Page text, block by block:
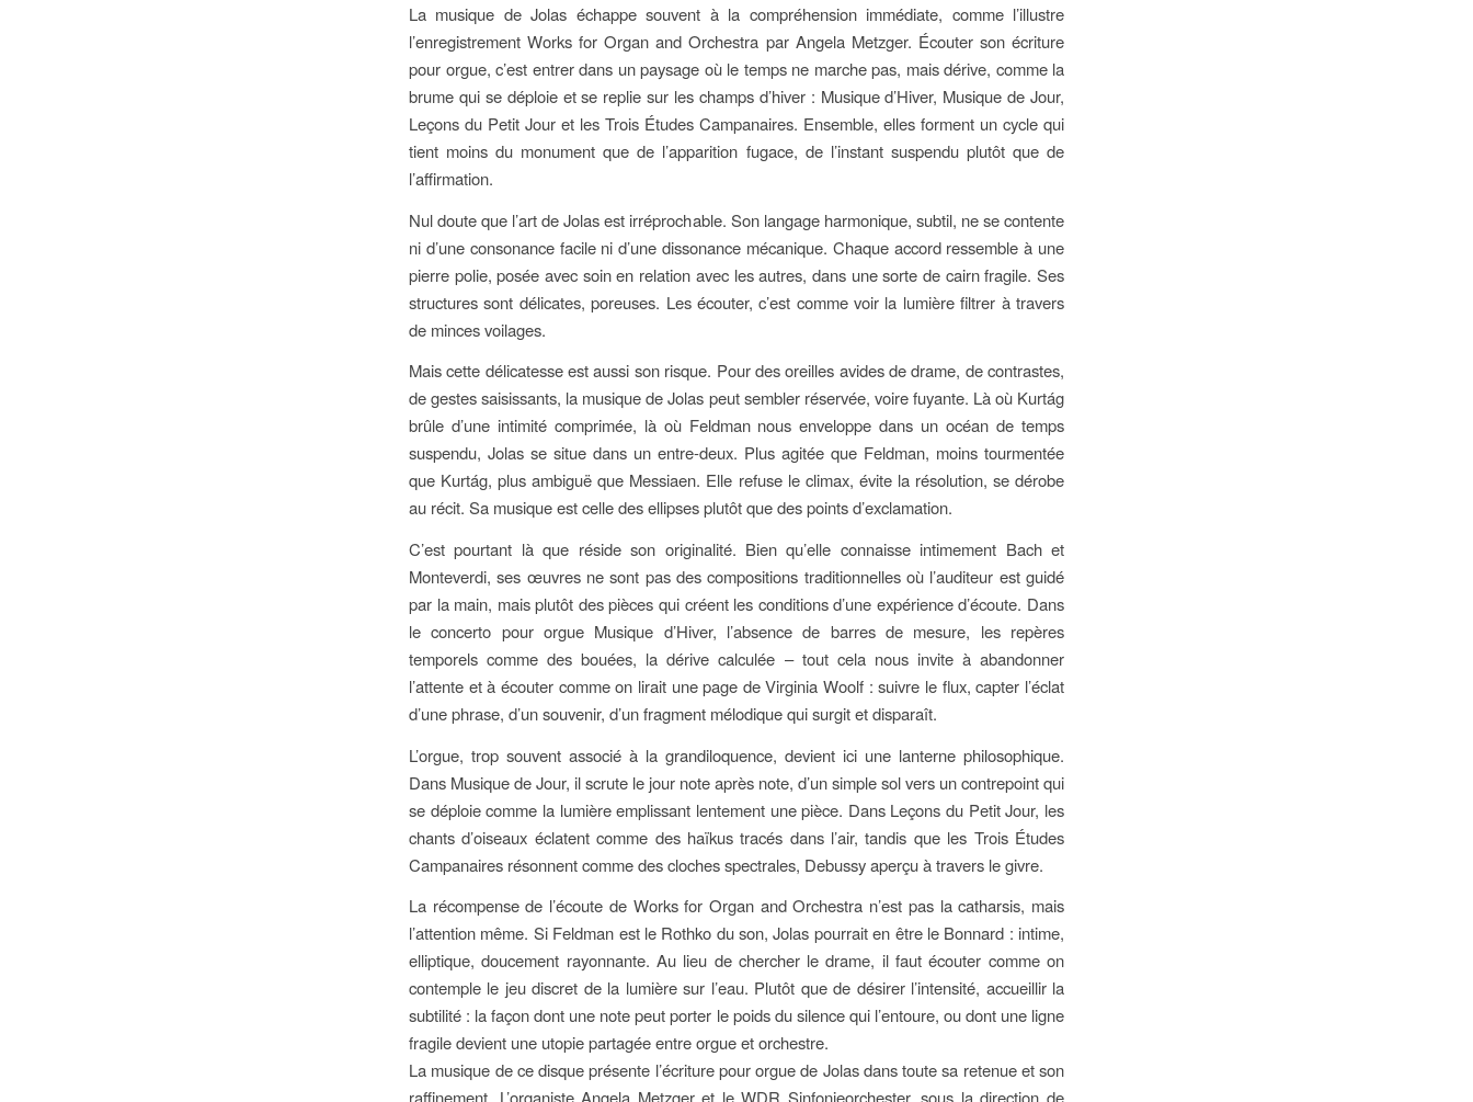
La musique de Jolas échappe souvent à la compréhension immédiate, comme l’illustre
l’enregistrement Works for Organ and Orchestra par Angela Metzger. Écouter son écriture
pour orgue, c’est entrer dans un paysage où le temps ne marche pas, mais dérive, comme la
brume qui se déploie et se replie sur les champs d’hiver : Musique d’Hiver, Musique de Jour,
Leçons du Petit Jour et les Trois Études Campanaires. Ensemble, elles forment un cycle qui
tient moins du monument que de l’apparition fugace, de l’instant suspendu plutôt que de
l’affirmation.
Nul doute que l’art de Jolas est irréprochable. Son langage harmonique, subtil, ne se contente
ni d’une consonance facile ni d’une dissonance mécanique. Chaque accord ressemble à une
pierre polie, posée avec soin en relation avec les autres, dans une sorte de cairn fragile. Ses
structures sont délicates, poreuses. Les écouter, c’est comme voir la lumière filtrer à travers
de minces voilages.
Mais cette délicatesse est aussi son risque. Pour des oreilles avides de drame, de contrastes,
de gestes saisissants, la musique de Jolas peut sembler réservée, voire fuyante. Là où Kurtág
brûle d’une intimité comprimée, là où Feldman nous enveloppe dans un océan de temps
suspendu, Jolas se situe dans un entre-deux. Plus agitée que Feldman, moins tourmentée
que Kurtág, plus ambiguë que Messiaen. Elle refuse le climax, évite la résolution, se dérobe
au récit. Sa musique est celle des ellipses plutôt que des points d’exclamation.
C’est pourtant là que réside son originalité. Bien qu’elle connaisse intimement Bach et
Monteverdi, ses œuvres ne sont pas des compositions traditionnelles où l’auditeur est guidé
par la main, mais plutôt des pièces qui créent les conditions d’une expérience d’écoute. Dans
le concerto pour orgue Musique d’Hiver, l’absence de barres de mesure, les repères
temporels comme des bouées, la dérive calculée – tout cela nous invite à abandonner
l’attente et à écouter comme on lirait une page de Virginia Woolf : suivre le flux, capter l’éclat
d’une phrase, d’un souvenir, d’un fragment mélodique qui surgit et disparaît.
L’orgue, trop souvent associé à la grandiloquence, devient ici une lanterne philosophique.
Dans Musique de Jour, il scrute le jour note après note, d’un simple sol vers un contrepoint qui
se déploie comme la lumière emplissant lentement une pièce. Dans Leçons du Petit Jour, les
chants d’oiseaux éclatent comme des haïkus tracés dans l’air, tandis que les Trois Études
Campanaires résonnent comme des cloches spectrales, Debussy aperçu à travers le givre.
La récompense de l’écoute de Works for Organ and Orchestra n’est pas la catharsis, mais
l’attention même. Si Feldman est le Rothko du son, Jolas pourrait en être le Bonnard : intime,
elliptique, doucement rayonnante. Au lieu de chercher le drame, il faut écouter comme on
contemple le jeu discret de la lumière sur l’eau. Plutôt que de désirer l’intensité, accueillir la
subtilité : la façon dont une note peut porter le poids du silence qui l’entoure, ou dont une ligne
fragile devient une utopie partagée entre orgue et orchestre.
La musique de ce disque présente l’écriture pour orgue de Jolas dans toute sa retenue et son